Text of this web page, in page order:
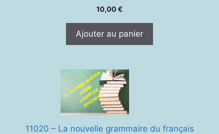
10,00€
Ajouter au panier
11020 – La nouvelle grammaire du français